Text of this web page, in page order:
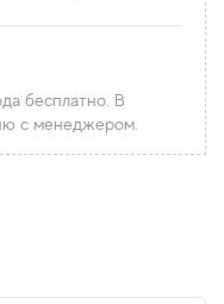
бесплатно. В
с менеджером.